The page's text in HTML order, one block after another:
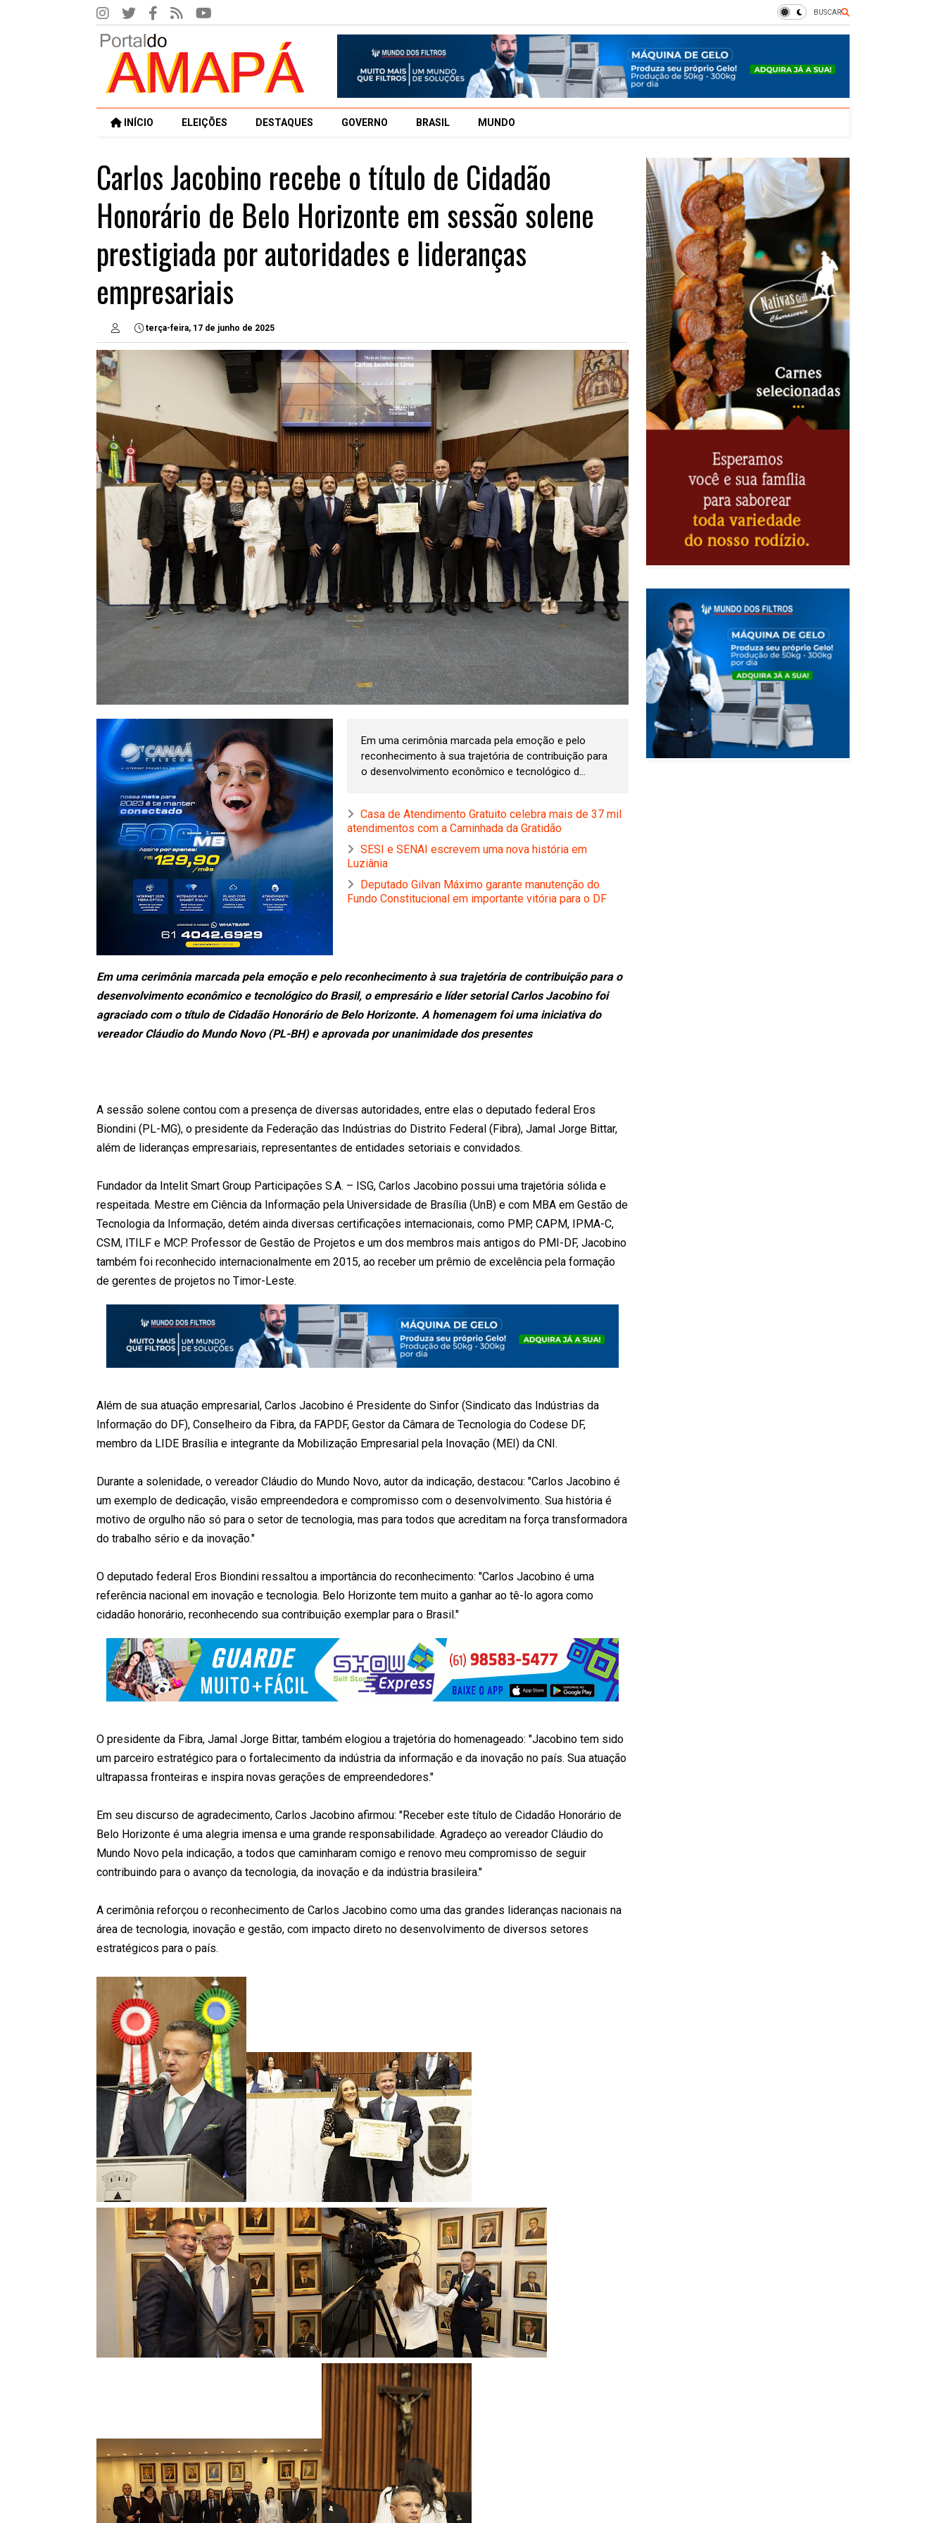
BUSCAR
INÍCIO ELEIÇÕES DESTAQUES GOVERNO BRASIL MUNDO
Carlos Jacobino recebe o título de Cidadão
Honorário de Belo Horizonte em sessão solene
prestigiada por autoridades e lideranças
empresariais
terça-feira, 17 de junho de 2025
Em uma cerimônia marcada pela emoção e pelo
reconhecimento à sua trajetória de contribuição para
o desenvolvimento econômico e tecnológico d...
Casa de Atendimento Gratuito celebra mais de 37 mil
atendimentos com a Caminhada da Gratidão
SESI e SENAI escrevem uma nova história em
Luziânia
Deputado Gilvan Máximo garante manutenção do
Fundo Constitucional em importante vitória para o DF
Em uma cerimônia marcada pela emoção e pelo reconhecimento à sua trajetória de contribuição para o
desenvolvimento econômico e tecnológico do Brasil, o empresário e líder setorial Carlos Jacobino foi
agraciado com o título de Cidadão Honorário de Belo Horizonte. A homenagem foi uma iniciativa do
vereador Cláudio do Mundo Novo (PL-BH) e aprovada por unanimidade dos presentes
A sessão solene contou com a presença de diversas autoridades, entre elas o deputado federal Eros
Biondini (PL-MG), o presidente da Federação das Indústrias do Distrito Federal (Fibra), Jamal Jorge Bittar,
além de lideranças empresariais, representantes de entidades setoriais e convidados.
Fundador da Intelit Smart Group Participações S.A. – ISG, Carlos Jacobino possui uma trajetória sólida e
respeitada. Mestre em Ciência da Informação pela Universidade de Brasília (UnB) e com MBA em Gestão de
Tecnologia da Informação, detém ainda diversas certificações internacionais, como PMP, CAPM, IPMA-C,
CSM, ITILF e MCP. Professor de Gestão de Projetos e um dos membros mais antigos do PMI-DF, Jacobino
também foi reconhecido internacionalmente em 2015, ao receber um prêmio de excelência pela formação
de gerentes de projetos no Timor-Leste.
Além de sua atuação empresarial, Carlos Jacobino é Presidente do Sinfor (Sindicato das Indústrias da
Informação do DF), Conselheiro da Fibra, da FAPDF, Gestor da Câmara de Tecnologia do Codese DF,
membro da LIDE Brasília e integrante da Mobilização Empresarial pela Inovação (MEI) da CNI.
Durante a solenidade, o vereador Cláudio do Mundo Novo, autor da indicação, destacou: "Carlos Jacobino é
um exemplo de dedicação, visão empreendedora e compromisso com o desenvolvimento. Sua história é
motivo de orgulho não só para o setor de tecnologia, mas para todos que acreditam na força transformadora
do trabalho sério e da inovação."
O deputado federal Eros Biondini ressaltou a importância do reconhecimento: "Carlos Jacobino é uma
referência nacional em inovação e tecnologia. Belo Horizonte tem muito a ganhar ao tê-lo agora como
cidadão honorário, reconhecendo sua contribuição exemplar para o Brasil."
O presidente da Fibra, Jamal Jorge Bittar, também elogiou a trajetória do homenageado: "Jacobino tem sido
um parceiro estratégico para o fortalecimento da indústria da informação e da inovação no país. Sua atuação
ultrapassa fronteiras e inspira novas gerações de empreendedores."
Em seu discurso de agradecimento, Carlos Jacobino afirmou: "Receber este título de Cidadão Honorário de
Belo Horizonte é uma alegria imensa e uma grande responsabilidade. Agradeço ao vereador Cláudio do
Mundo Novo pela indicação, a todos que caminharam comigo e renovo meu compromisso de seguir
contribuindo para o avanço da tecnologia, da inovação e da indústria brasileira."
A cerimônia reforçou o reconhecimento de Carlos Jacobino como uma das grandes lideranças nacionais na
área de tecnologia, inovação e gestão, com impacto direto no desenvolvimento de diversos setores
estratégicos para o país.